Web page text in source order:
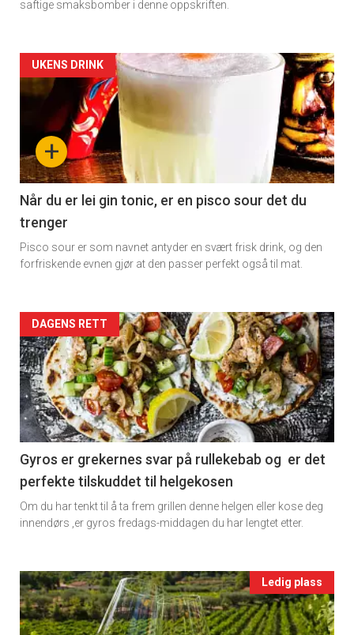
rett
saftige smaksbomber i denne oppskriften.
Artikler
detail
section
11
Dagens
rett
+
UKENS DRINK
Når du er lei gin tonic, er en pisco sour det du
trenger
Pisco sour er som navnet antyder en svært frisk drink, og den
forfriskende evnen gjør at den passer perfekt også til mat.
Artikler
detail
-
section
11
Ukens
vin
DAGENS RETT
Gyros er grekernes svar på rullekebab og er det
perfekte tilskuddet til helgekosen
Om du har tenkt til å ta frem grillen denne helgen eller kose deg
innendørs ,er gyros fredags-middagen du har lengtet etter.
Events
single
Ledig plass